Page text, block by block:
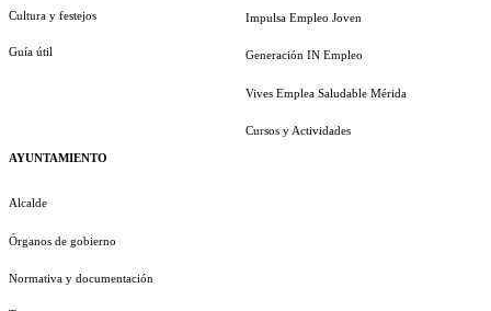
Cultura y festejos
Guía útil
AYUNTAMIENTO
Alcalde
Órganos de gobierno
Normativa y documentación
Impulsa Empleo Joven
Generación IN Empleo
Vives Emplea Saludable Mérida
Cursos y Actividades